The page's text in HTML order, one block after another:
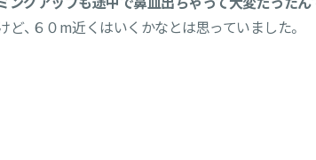
、６０m近くはいくかなとは思っていました。